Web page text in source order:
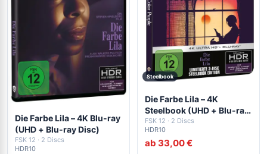
Die Farbe Lila – 4K Blu-ray
(UHD + Blu-ray Disc)
FSK 12 · 2 Discs
HDR10
Steelbook
Die Farbe Lila – 4K
Steelbook (UHD + Blu-ray
Disc)
FSK 12 · 2 Discs
HDR10
ab 33,00 €